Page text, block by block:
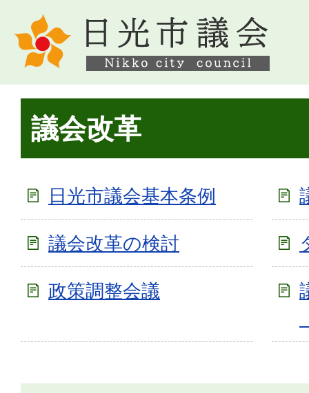
議会改革
日光市議会基本条例
議会改革の検討
政策調整会議